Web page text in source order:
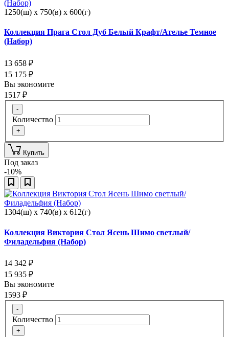
1250(ш) x 750(в) x 600(г)
Коллекция Прага Стол Дуб Белый Крафт/Ателье Темное
(Набор)
13 658 ₽
15 175 ₽
Вы экономите
1517 ₽
-
Количество
+
Купить
Под заказ
-10%
1304(ш) x 740(в) x 612(г)
Коллекция Виктория Стол Ясень Шимо светлый/
Филадельфия (Набор)
14 342 ₽
15 935 ₽
Вы экономите
1593 ₽
-
Количество
+